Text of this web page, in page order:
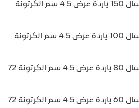
سعر بكرة سلوتيب كريستال 150 ياردة عرض 4.5 سم الكرتونة
سعر بكرة سلوتيب كريستال 100 ياردة عرض 4.5 سم الكرتونة
سعر بكرة سلوتيب كريستال 80 ياردة عرض 4.5 سم الكرتونة 72
سعر بكرة سلوتيب كريستال 60 ياردة عرض 4.5 سم الكرتونة 72